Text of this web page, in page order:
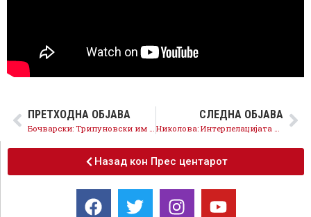
ПРЕТХОДНА ОБЈАВА
Бочварски: Трипуновски им ги скрати парите и субвенциите на земјоделците, бараме оставка
СЛЕДНА ОБЈАВА
Николова: Интерпелацијата за Трипуновски е гласот на илјадници земјоделци и нивните семејства
Назад кон Прес центарот